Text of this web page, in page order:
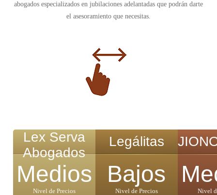
abogados especializados en jubilaciones adelantadas que podrán darte
el asesoramiento que necesitas.
Lex Serva
Abogados
Medios
Nivel de Precios
Legálitas
Bajos
Nivel de Precios Nivel